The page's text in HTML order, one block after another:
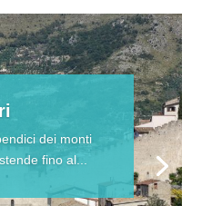
dei monti
fino al...